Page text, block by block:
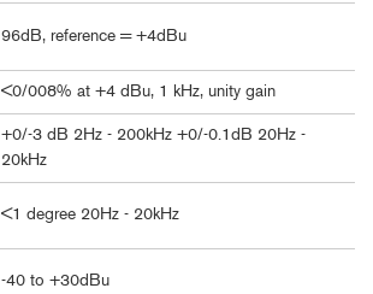
96dB, reference = +4dBu
<0/008% at +4 dBu, 1 kHz, unity gain
+0/-3 dB 2Hz - 200kHz +0/-0.1dB 20Hz -
20kHz
<1 degree 20Hz - 20kHz
-40 to +30dBu